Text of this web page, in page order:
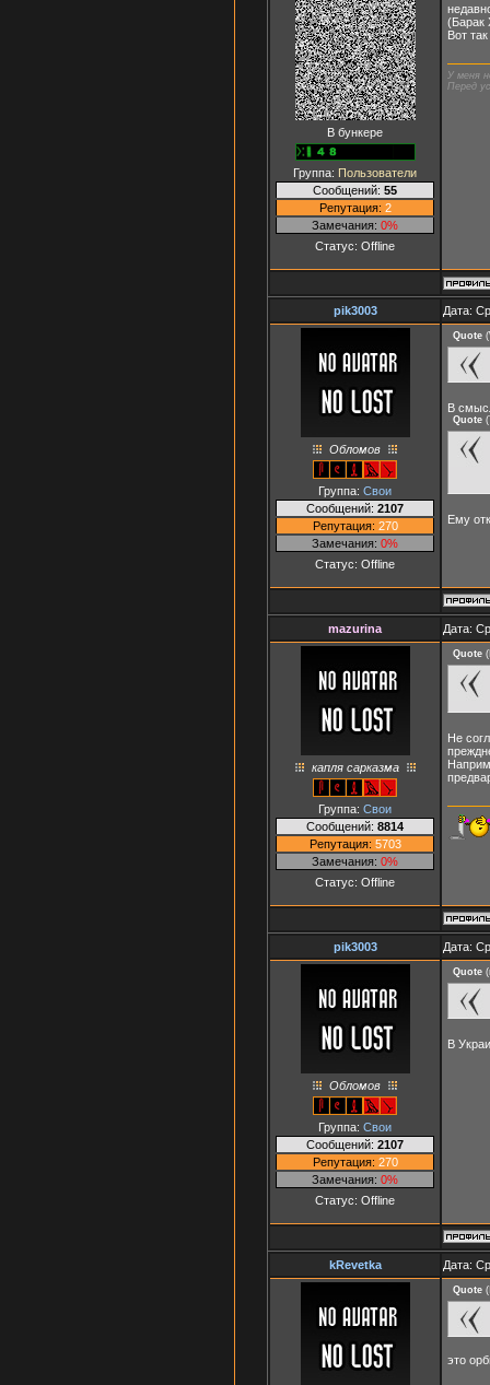
В бункере
Группа: Пользователи
Сообщений: 55
Репутация: 2
Замечания: 0%
Статус: Offline
(Барак
Вот так
У меня
Перед
pik3003 Дата:
Обломов
Группа: Свои
Сообщений: 2107
Репутация: 270
Замечания: 0%
Статус: Offline
Quote (
В
Quote (
Ему
mazurina Дата:
капля сарказма
Группа: Свои
Сообщений: 8814
Репутация: 5703
Замечания: 0%
Статус: Offline
Quote (
Не
pik3003 Дата:
Обломов
Группа: Свои
Сообщений: 2107
Репутация: 270
Замечания: 0%
Статус: Offline
Quote (
В
kRevetka Дата:
Quote (
это